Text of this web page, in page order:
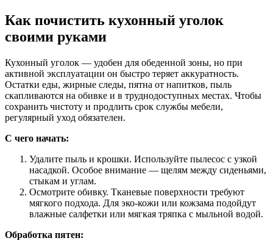
Как почистить кухонный уголок
своими руками
Кухонный уголок — удобен для обеденной зоны, но при
активной эксплуатации он быстро теряет аккуратность.
Остатки еды, жирные следы, пятна от напитков, пыль
скапливаются на обивке и в труднодоступных местах. Чтобы
сохранить чистоту и продлить срок службы мебели,
регулярный уход обязателен.
С чего начать:
Удалите пыль и крошки. Используйте пылесос с узкой
насадкой. Особое внимание — щелям между сиденьями,
стыкам и углам.
Осмотрите обивку. Тканевые поверхности требуют
мягкого подхода. Для эко-кожи или кожзама подойдут
влажные салфетки или мягкая тряпка с мыльной водой.
Обработка пятен: